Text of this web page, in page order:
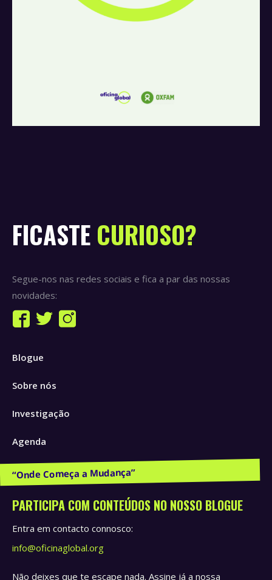
FICASTE CURIOSO?
Segue-nos nas redes sociais e fica a par das nossas
novidades:
Find us on:
Facebook
opens
new
Twitter
new
Instagram
Blogue
Sobre nós
Investigação
Agenda
Publicações e Recursos
PARTICIPA COM CONTEÚDOS NO NOSSO BLOGUE
Entra em contacto connosco:
info@oficinaglobal.org
Não deixes que te escape nada. Assine já a nossa